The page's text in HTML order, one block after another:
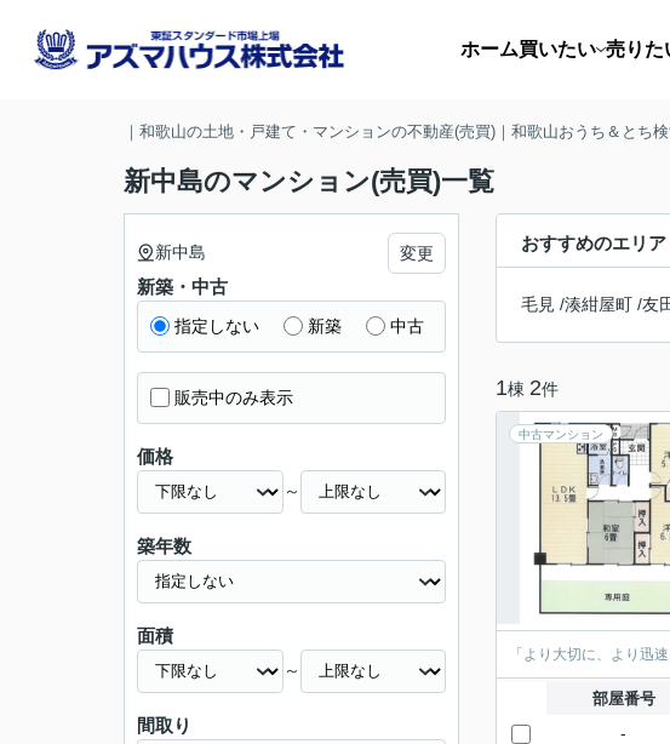
ホーム買いたい 売りた
｜和歌山の土地・戸建て・マンションの不動産(売買)｜和歌山おうち＆とち
新中島のマンション(売買)一覧
おすすめのエリア
毛見 /湊紺屋町 /友
1棟 2件
中古マンション
「より大切に、より迅
部屋番号
-
新中島 変更
新築・中古
指定しない 新築 中古
販売中のみ表示
価格
～
築年数
面積
～
間取り